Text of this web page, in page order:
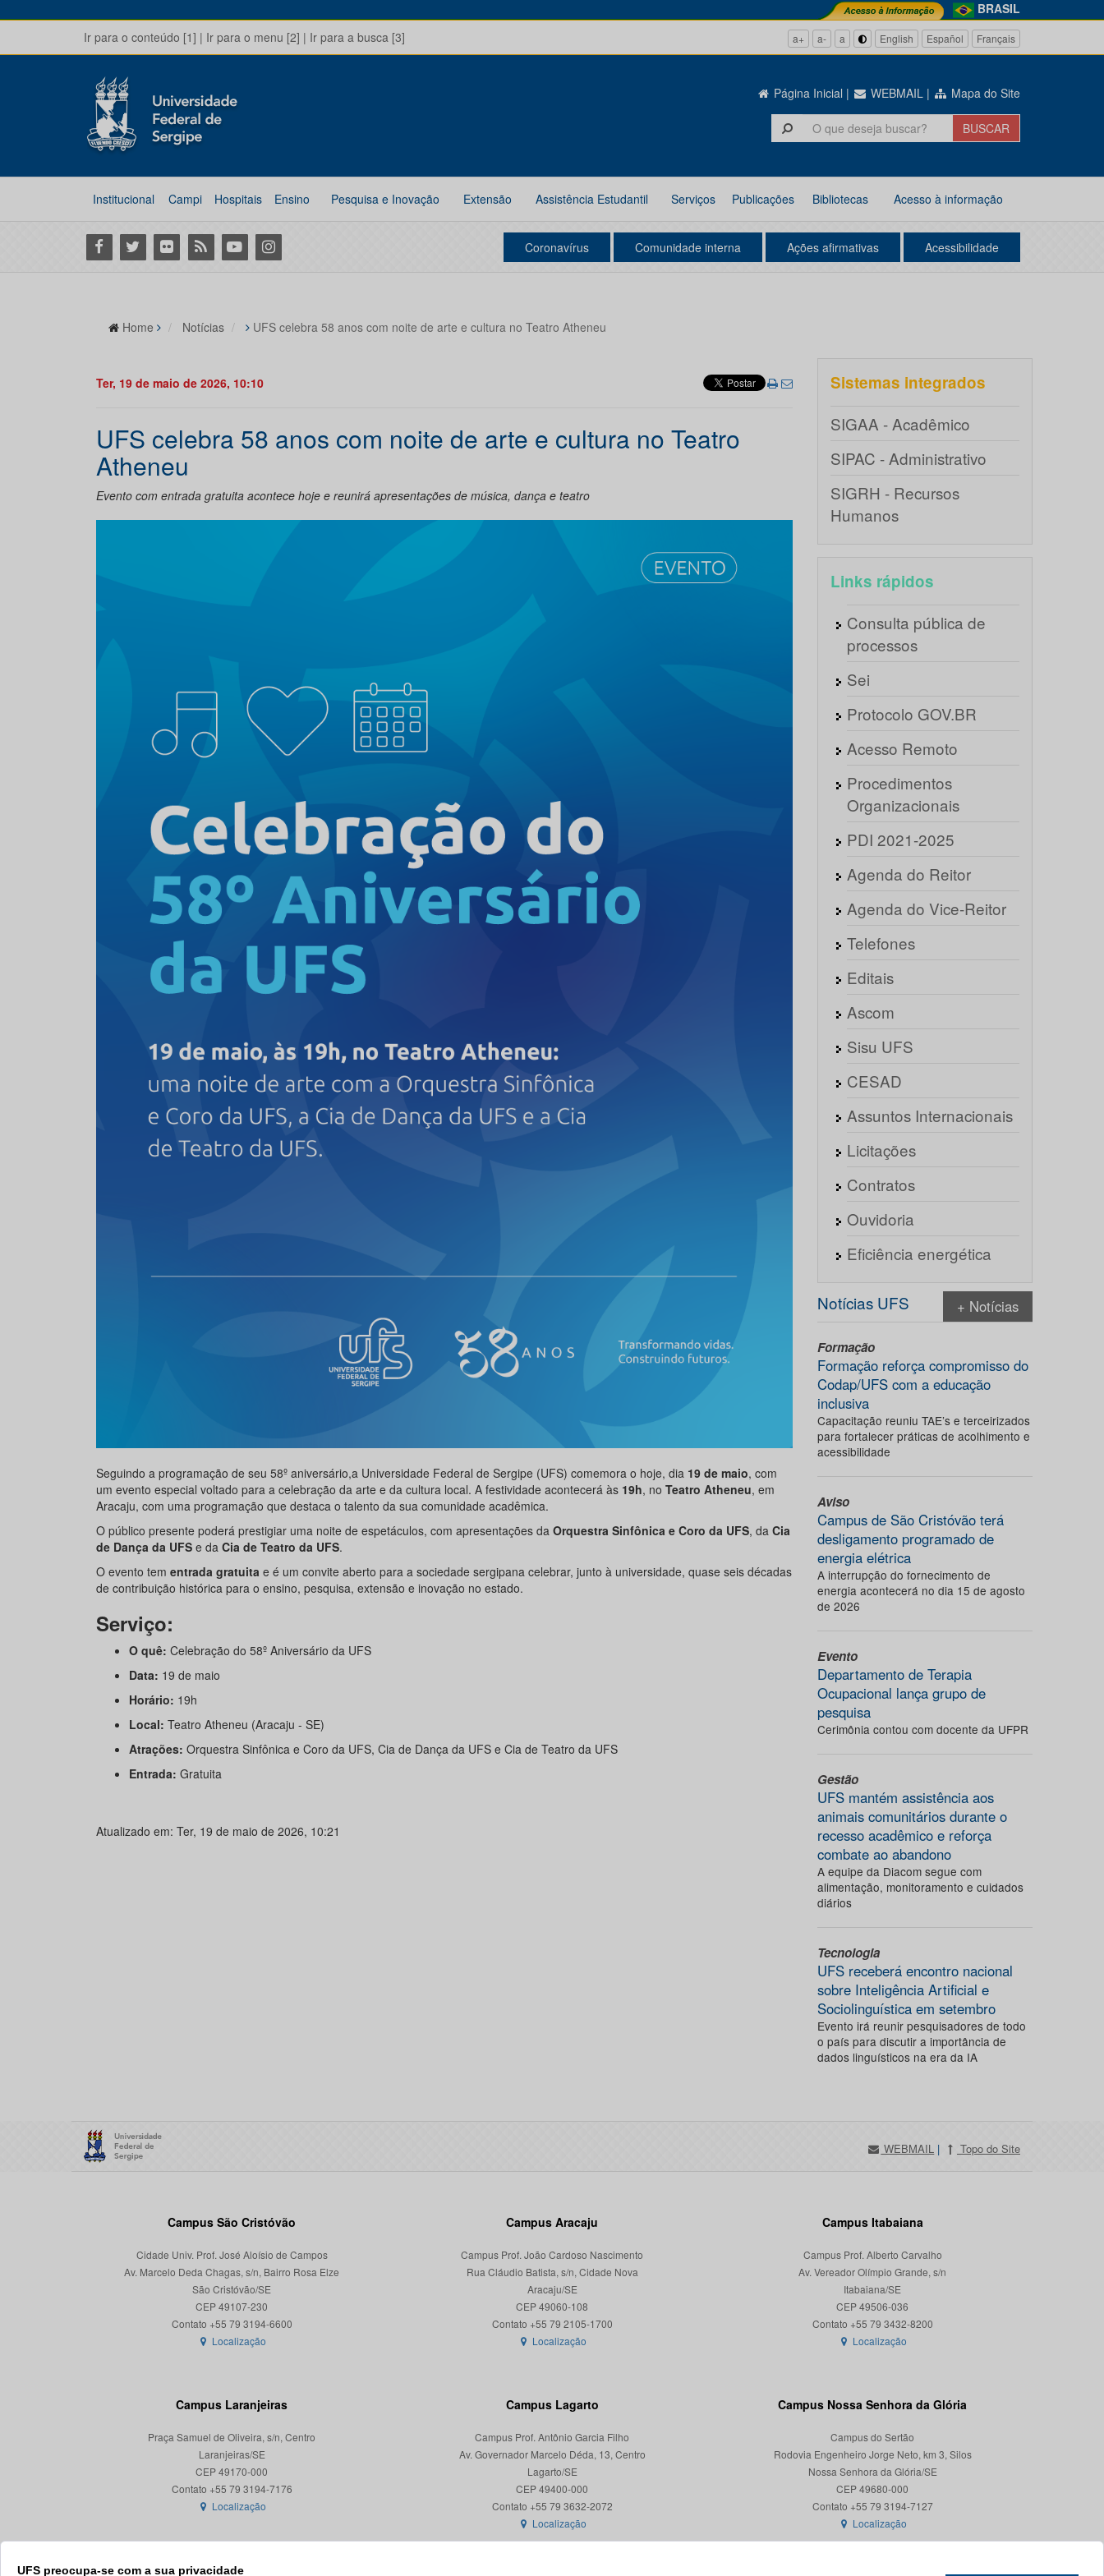
BRASIL
Ir para o conteúdo [1] | Ir para o menu [2] | Ir para a busca [3] a+ a- a English Español Français
Página Inicial | WEBMAIL | Mapa do Site
Institucional Campi Hospitais Ensino Pesquisa e Inovação Extensão Assistência Estudantil Serviços Publicações Bibliotecas Acesso à informação
Facebook
Twitter Flickr RSS YoutubeInstagram Coronavírus Comunidade interna Ações afirmativas Acessibilidade
UFS preocupa-se com a sua privacidade
Home Notícias UFS celebra 58 anos com noite de arte e cultura no Teatro Atheneu
Ter, 19 de maio de 2026, 10:10
UFS celebra 58 anos com noite de arte e cultura no Teatro
Atheneu
Evento com entrada gratuita acontece hoje e reunirá apresentações de música, dança e teatro
Seguindo a programação de seu 58º aniversário,a Universidade Federal de Sergipe (UFS) comemora o hoje, dia 19 de maio, com
um evento especial voltado para a celebração da arte e da cultura local. A festividade acontecerá às 19h, no Teatro Atheneu, em
Aracaju, com uma programação que destaca o talento da sua comunidade acadêmica.
O público presente poderá prestigiar uma noite de espetáculos, com apresentações da Orquestra Sinfônica e Coro da UFS, da Cia
de Dança da UFS e da Cia de Teatro da UFS.
O evento tem entrada gratuita e é um convite aberto para a sociedade sergipana celebrar, junto à universidade, quase seis décadas
de contribuição histórica para o ensino, pesquisa, extensão e inovação no estado.
Serviço:
O quê: Celebração do 58º Aniversário da UFS
Data: 19 de maio
Horário: 19h
Local: Teatro Atheneu (Aracaju - SE)
Atrações: Orquestra Sinfônica e Coro da UFS, Cia de Dança da UFS e Cia de Teatro da UFS
Entrada: Gratuita
Atualizado em: Ter, 19 de maio de 2026, 10:21
Sistemas integrados
SIGAA - Acadêmico
SIPAC - Administrativo
SIGRH - Recursos
Humanos
Links rápidos
Consulta pública de
processos
Sei
Protocolo GOV.BR
Acesso Remoto
Procedimentos
Organizacionais
PDI 2021-2025
Agenda do Reitor
Agenda do Vice-Reitor
Telefones
Editais
Ascom
Sisu UFS
CESAD
Assuntos Internacionais
Licitações
Contratos
Ouvidoria
Eficiência energética
Notícias UFS + Notícias
Formação
Formação reforça compromisso do
Codap/UFS com a educação
inclusiva
Capacitação reuniu TAE’s e terceirizados
para fortalecer práticas de acolhimento e
acessibilidade
Aviso
Campus de São Cristóvão terá
desligamento programado de
energia elétrica
A interrupção do fornecimento de
energia acontecerá no dia 15 de agosto
de 2026
Evento
Departamento de Terapia
Ocupacional lança grupo de
pesquisa
Cerimônia contou com docente da UFPR
Gestão
UFS mantém assistência aos
animais comunitários durante o
recesso acadêmico e reforça
combate ao abandono
A equipe da Diacom segue com
alimentação, monitoramento e cuidados
diários
Tecnologia
UFS receberá encontro nacional
sobre Inteligência Artificial e
Sociolinguística em setembro
Evento irá reunir pesquisadores de todo
o país para discutir a importância de
dados linguísticos na era da IA
WEBMAIL | Topo do Site
Campus São Cristóvão
Cidade Univ. Prof. José Aloísio de Campos
Av. Marcelo Deda Chagas, s/n, Bairro Rosa Elze
São Cristóvão/SE
CEP 49107-230
Localização
Campus Aracaju
Campus Prof. João Cardoso Nascimento
Rua Cláudio Batista, s/n, Cidade Nova
Aracaju/SE
CEP 49060-108
Localização
Campus Itabaiana
Campus Prof. Alberto Carvalho
Av. Vereador Olímpio Grande, s/n
Itabaiana/SE
CEP 49506-036
Localização
Campus Laranjeiras
Praça Samuel de Oliveira, s/n, Centro
Laranjeiras/SE
CEP 49170-000
Localização
Campus Lagarto
Campus Prof. Antônio Garcia Filho
Av. Governador Marcelo Déda, 13, Centro
Lagarto/SE
CEP 49400-000
Localização
Campus Nossa Senhora da Glória
Campus do Sertão
Rodovia Engenheiro Jorge Neto, km 3, Silos
Nossa Senhora da Glória/SE
CEP 49680-000
Contato +55 79 3194-7127
Localização